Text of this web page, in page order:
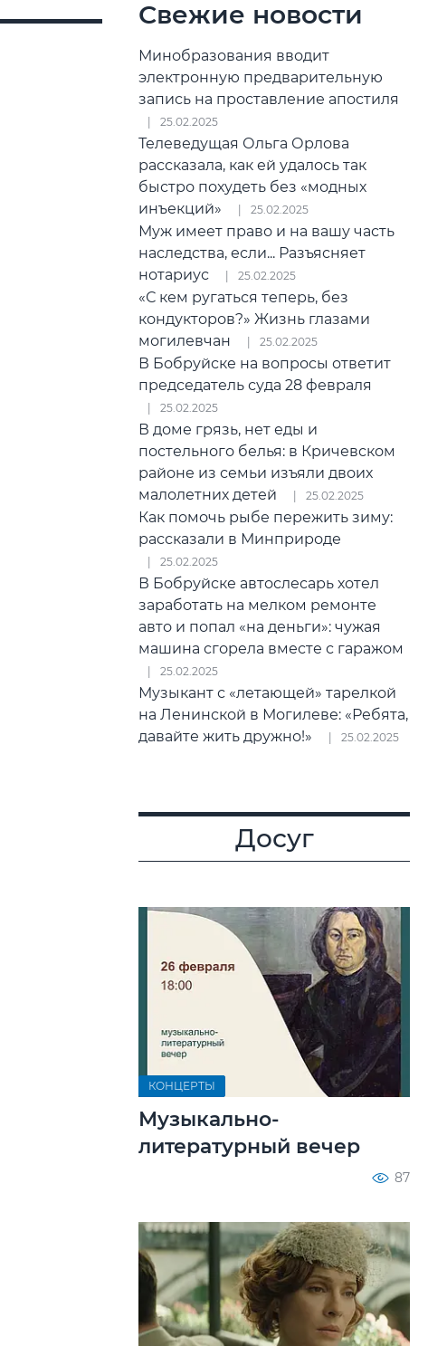
Свежие новости
Минобразования вводит
электронную предварительную
запись на проставление апостиля
25.02.2025
Телеведущая Ольга Орлова
рассказала, как ей удалось так
быстро похудеть без «модных
инъекций»
25.02.2025
Муж имеет право и на вашу часть
наследства, если... Разъясняет
нотариус
25.02.2025
«С кем ругаться теперь, без
кондукторов?» Жизнь глазами
могилевчан
25.02.2025
В Бобруйске на вопросы ответит
председатель суда 28 февраля
25.02.2025
В доме грязь, нет еды и
постельного белья: в Кричевском
районе из семьи изъяли двоих
малолетних детей
25.02.2025
Как помочь рыбе пережить зиму:
рассказали в Минприроде
25.02.2025
В Бобруйске автослесарь хотел
заработать на мелком ремонте
авто и попал «на деньги»: чужая
машина сгорела вместе с гаражом
25.02.2025
Музыкант с «летающей» тарелкой
на Ленинской в Могилеве: «Ребята,
давайте жить дружно!»
25.02.2025
Досуг
КОНЦЕРТЫ
Музыкально-
литературный вечер
87